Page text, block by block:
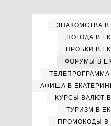
ЗНАКОМСТВА В
ПОГОДА В
ПРОБКИ В
ФОРУМЫ В
ТЕЛЕПРОГРАММА
АФИША В
КУРСЫ ВАЛЮТ
ТУРИЗМ В
ПРОМОКОДЫ В